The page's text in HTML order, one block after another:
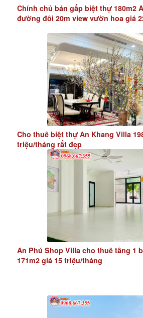
Chính chủ bán gấp biệt thự 180m2
đường đôi 20m view vườn hoa giá
Cho thuê biệt thự An Khang Villa
triệu/tháng rất đẹp
An Phú Shop Villa cho thuê tầng 1
171m2 giá 15 triệu/tháng